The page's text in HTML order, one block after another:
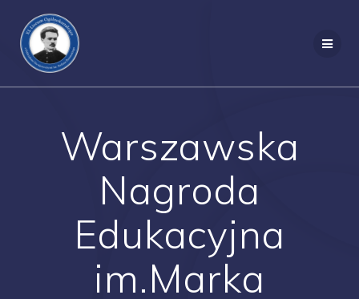
Warszawska
Nagroda
Edukacyjna
im.Marka